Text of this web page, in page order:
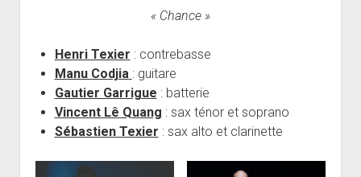
« Chance »
Henri Texier : contrebasse
Manu Codjia : guitare
Gautier Garrigue : batterie
Vincent Lê Quang : sax ténor et soprano
Sébastien Texier : sax alto et clarinette